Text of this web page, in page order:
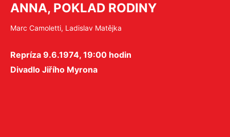
ANNA, POKLAD RODINY
Marc Camoletti, Ladislav Matějka
Repríza 9.6.1974, 19:00 hodin
Divadlo Jiřího Myrona